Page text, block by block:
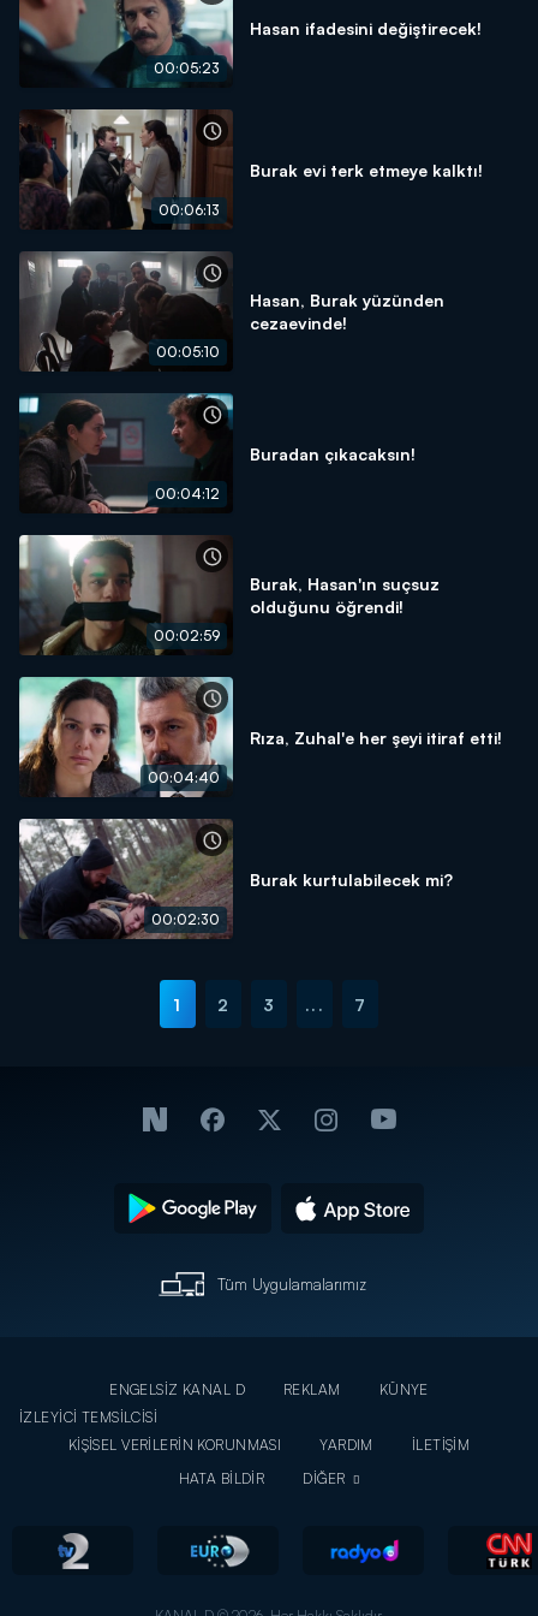
00:05:23
Hasan ifadesini değiştirecek!
00:06:13
Burak evi terk etmeye kalktı!
00:05:10
Hasan, Burak yüzünden
cezaevinde!
00:04:12
Buradan çıkacaksın!
00:02:59
Burak, Hasan'ın suçsuz
olduğunu öğrendi!
00:04:40
Rıza, Zuhal'e her şeyi itiraf etti!
00:02:30
Burak kurtulabilecek mi?
1 2 3 ... 7
Tüm Uygulamalarımız
ENGELSİZ KANAL D REKLAM
KÜNYE
İZLEYİCİ TEMSİLCİSİ
KİŞİSEL VERİLERİN KORUNMASI
YARDIM
İLETİŞİM
HATA BİLDİR
DİĞER